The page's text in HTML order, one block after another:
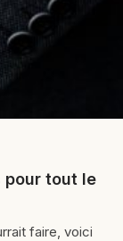
pour tout le
faire, voici